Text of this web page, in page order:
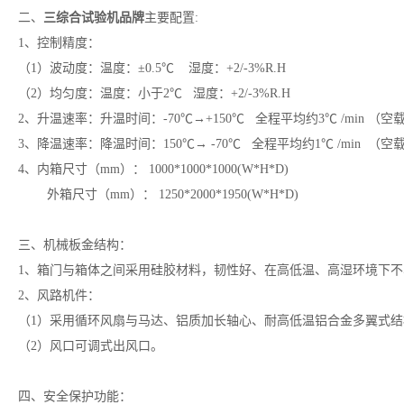
二、 三综合试验机品牌主要配置:
1、控制精度：
（1）波动度：温度：±0.5℃ 湿度：+2/-3%R.H
（2）均匀度：温度：小于2℃ 湿度：+2/-3%R.H
2、升温速率：升温时间：-70℃→+150℃ 全程平均约3℃ /min （空
3、降温速率：降温时间：150℃→ -70℃ 全程平均约1℃ /min （空
4、内箱尺寸（mm）： 1000*1000*1000(W*H*D)
外箱尺寸（mm）： 1250*2000*1950(W*H*D)
三、机械板金结构：
1、箱门与箱体之间采用硅胶材料，韧性好、在高低温、高湿环境下
2、风路机件：
（1）采用循环风扇与马达、铝质加长轴心、耐高低温铝合金多翼式
（2）风口可调式出风口。
四、安全保护功能：